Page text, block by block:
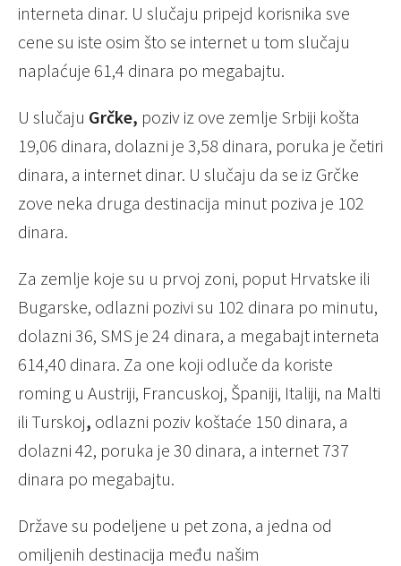
interneta dinar. U slučaju pripejd korisnika sve
cene su iste osim što se internet u tom slučaju
naplaćuje 61,4 dinara po megabajtu.
U slučaju Grčke, poziv iz ove zemlje Srbiji košta
19,06 dinara, dolazni je 3,58 dinara, poruka je četiri
dinara, a internet dinar. U slučaju da se iz Grčke
zove neka druga destinacija minut poziva je 102
dinara.
Za zemlje koje su u prvoj zoni, poput Hrvatske ili
Bugarske, odlazni pozivi su 102 dinara po minutu,
dolazni 36, SMS je 24 dinara, a megabajt interneta
614,40 dinara. Za one koji odluče da koriste
roming u Austriji, Francuskoj, Španiji, Italiji, na Malti
ili Turskoj, odlazni poziv koštaće 150 dinara, a
dolazni 42, poruka je 30 dinara, a internet 737
dinara po megabajtu.
Države su podeljene u pet zona, a jedna od
omiljenih destinacija među našim